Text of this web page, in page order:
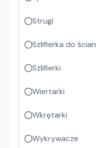
Strugi
Szlifierka do ścian
Szlifierki
Wiertarki
Wkrętarki
Wykrywacze